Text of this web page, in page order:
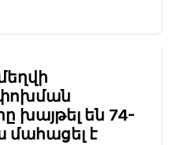
խայթել են 74-
մահացել է